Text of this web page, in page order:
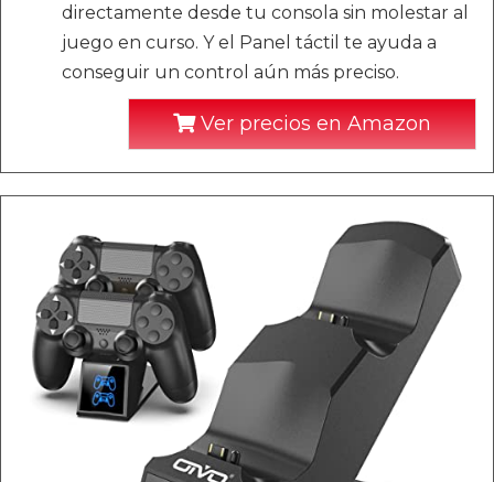
directamente desde tu consola sin molestar al
juego en curso. Y el Panel táctil te ayuda a
conseguir un control aún más preciso.
Ver precios en Amazon